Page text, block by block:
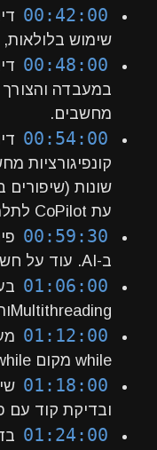
00:42:00
שימוש בלולאות,
00:48:00
במעבדה והצורך
מחשבים.
00:54:00
קונפיגורציות
עת CoPilot לתלמידים חדשים
00:59:30
ב-AI. עוד על חשיבות איתחול יחיד של Random
01:06:00
Multithreadingוהקצאת אובייקטים בשפות תכנות.
01:12:00
while מקום while. המנעות מהוראת הנושא. מב”מ
01:18:00
ובדיקת קוד עם
01:24:00